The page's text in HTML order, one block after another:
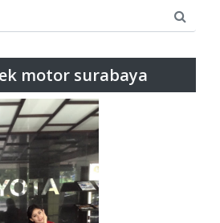
motor surabaya